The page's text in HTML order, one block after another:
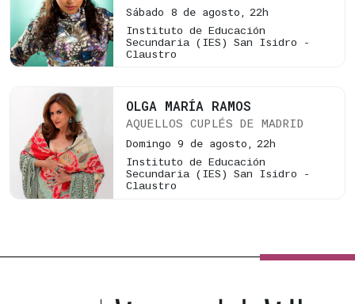
Sábado 8 de agosto, 22h
Instituto de Educación
Secundaria (IES) San Isidro -
Claustro
OLGA MARÍA RAMOS
AQUELLOS CUPLÉS DE MADRID
Domingo 9 de agosto, 22h
Instituto de Educación
Secundaria (IES) San Isidro -
Claustro